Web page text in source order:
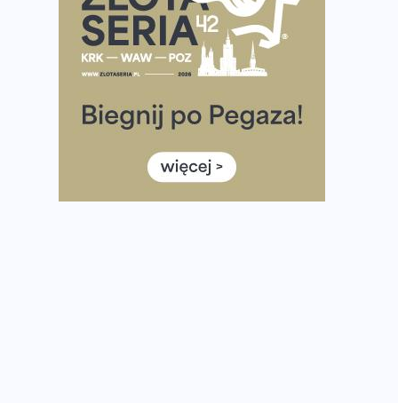
Już w ten weekend! Przed nami Nocny Portowy
Maraton i Półmaraton Szczeciński. Wszystko, co warto
Medal i koszulka 35. Biegu Powstania Warszawskiego.
Na listach startowych są jeszcze wolne miejsca